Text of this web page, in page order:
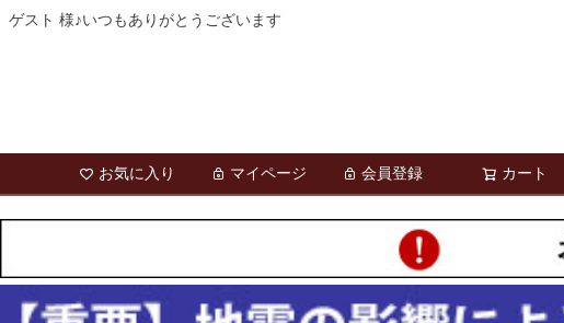
ゲスト 様♪いつもありがとうございます
お気に入り マイページ 会員登録 カート